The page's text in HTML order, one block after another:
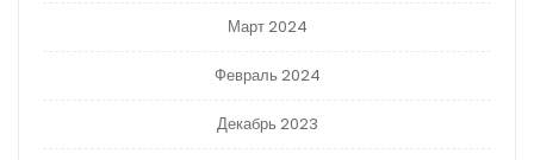
Март 2024
Февраль 2024
Декабрь 2023